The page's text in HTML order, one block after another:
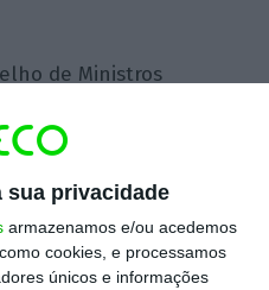
sua privacidade
armazenamos e/ou acedemos
cookies, e processamos
únicos e informações
de Ministros
“dará prioridade à
aérea e da
para a
e visa “posicionar
internacionalmente
elevados padrões de